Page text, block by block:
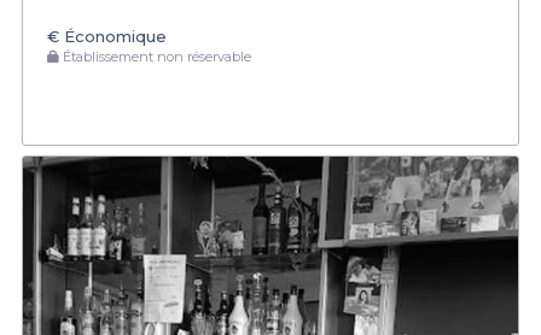
€ Économique
Établissement non réservable